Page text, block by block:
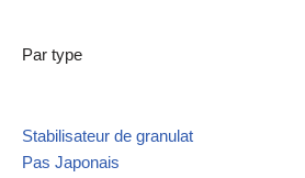
Par type
Stabilisateur de granulat
Pas Japonais